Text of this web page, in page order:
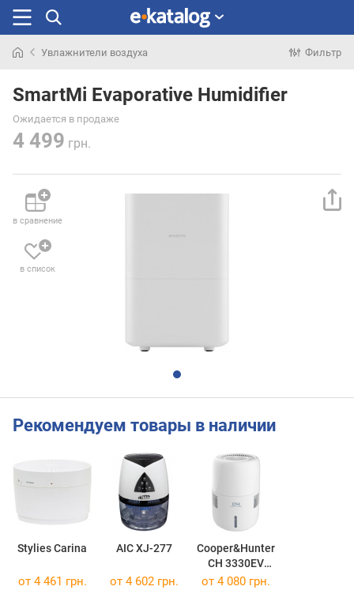
раньше
Увлажнители воздуха Фильтр
SmartMi Evaporative Humidifier
Ожидается в продаже
4 499 грн.
в сравнение
в список
Рекомендуем товары в наличии
Stylies Carina AIC XJ-277
Cooper&Hunter
CH 3330EV
Java
от 4 461 грн. от 4 602 грн. от 4 080 грн.